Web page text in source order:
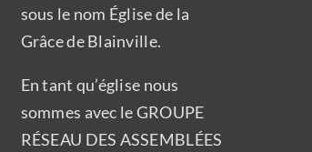
sous le nom Église de la
Grâce de Blainville.
En tant qu’église nous
sommes avec le GROUPE
RÉSEAU DES ASSEMBLÉES